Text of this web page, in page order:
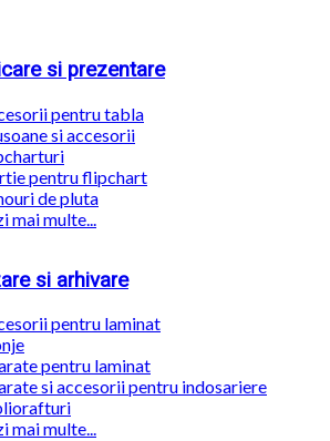
si prezentare
pentru tabla
si accesorii
pentru flipchart
de pluta
mai multe...
si arhivare
pentru laminat
pentru laminat
si accesorii pentru indosariere
mai multe...